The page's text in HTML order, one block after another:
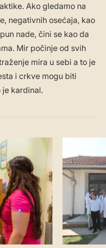
Ako gledamo na
negativnih osećaja, kao
nade, čini se kao da
Mir počinje od svih
mira u sebi a to je
i crkve mogu biti
je kardinal.